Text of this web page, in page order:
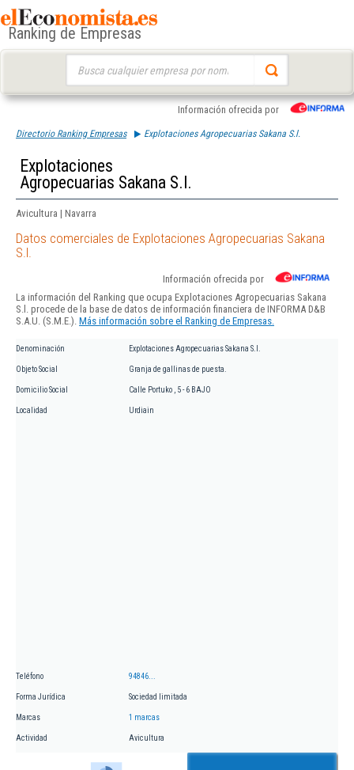
Ranking de Empresas
Información ofrecida por
Directorio Ranking Empresas Explotaciones Agropecuarias Sakana S.l.
Explotaciones
Agropecuarias Sakana S.l.
Avicultura | Navarra
Datos comerciales de Explotaciones Agropecuarias Sakana
S.l.
Información ofrecida por
La información del Ranking que ocupa Explotaciones Agropecuarias Sakana
S.l. procede de la base de datos de información financiera de INFORMA D&B
S.A.U. (S.M.E.). Más información sobre el Ranking de Empresas.
Denominación Explotaciones Agropecuarias Sakana S.l.
Objeto Social Granja de gallinas de puesta.
Domicilio Social Calle Portuko , 5 - 6 BAJO
Localidad Urdiain
Teléfono 94846...
Forma Jurídica Sociedad limitada
Marcas 1 marcas
Actividad Avicultura